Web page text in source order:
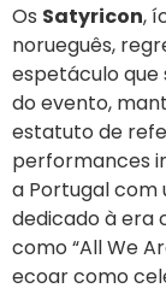
Os Satyricon,
norueguês,
espetáculo que
do evento,
estatuto de
performances
a Portugal
dedicado à era
como “All We
ecoar como